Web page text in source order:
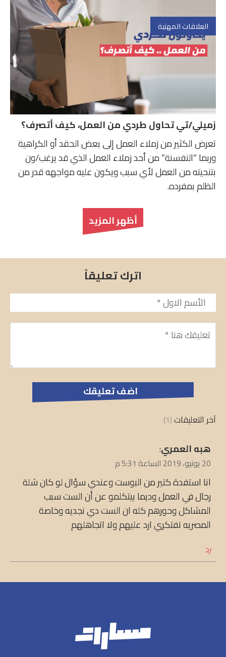
العلاقات المهنية
زميلي/تي تحاول طردي من العمل، كيف أتصرف؟
تعرض الكثير من زملاء العمل إلى بعض الحقد أو الكراهية
وربما “النفسنة” من أحد زملاء العمل الذي قد يرغب/ون
بتنحيته من العمل لأي سبب ويكون عليه مواجهه قدر من
الظلم بمفرده.
أظهر المزيد
اترك تعليقاً
الأسم*
تعليق
آخر التعليقات(1)
يقول
هبه العمري:
20 يونيو، 2019 الساعة 5:31 م
انا استفدة كتير من البوست وعندي سؤال لو كان شلة
رجال في العمل وديما بيتكلمو عن أن الست سبب
المشاكل وحورهم كله ان الست دي نجديه وخاصة
المصريه تفتكري ارد عليهم ولا اتجاهلهم
رد